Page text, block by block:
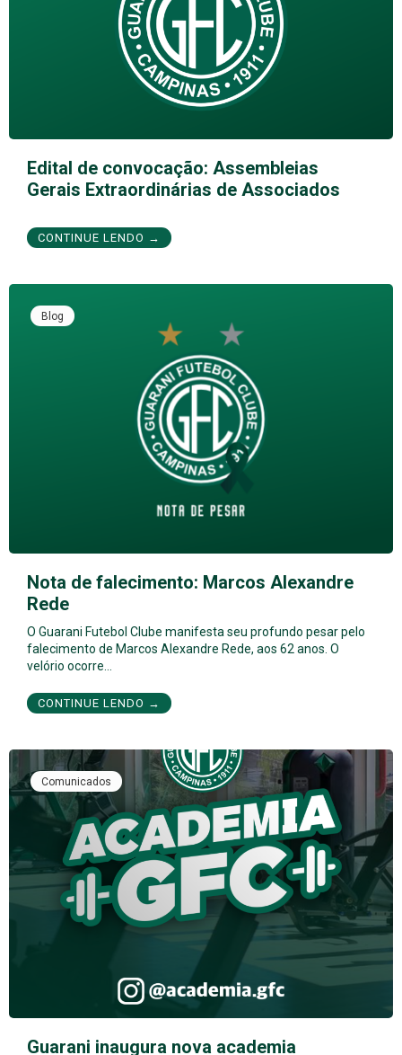
Edital de convocação: Assembleias
Gerais Extraordinárias de Associados
CONTINUE LENDO →
Blog
Nota de falecimento: Marcos Alexandre
Rede
O Guarani Futebol Clube manifesta seu profundo pesar pelo
falecimento de Marcos Alexandre Rede, aos 62 anos. O
velório ocorre…
CONTINUE LENDO →
Comunicados
Guarani inaugura nova academia